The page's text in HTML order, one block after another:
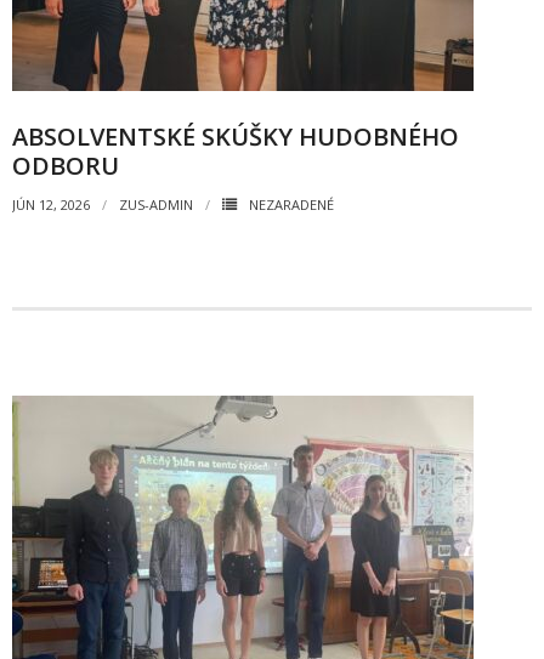
ABSOLVENTSKÉ SKÚŠKY HUDOBNÉHO
ODBORU
JÚN 12, 2026 ZUS-ADMIN NEZARADENÉ